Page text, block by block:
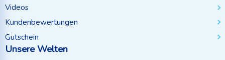
Videos
Kundenbewertungen
Gutschein
Unsere Welten